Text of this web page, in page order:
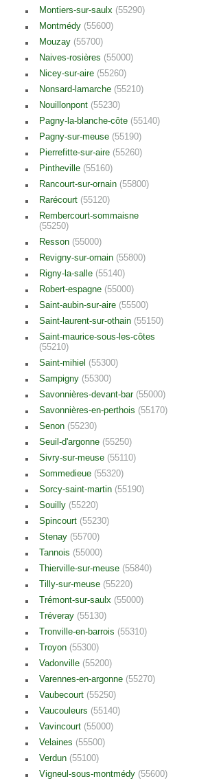
Montiers-sur-saulx (55290)
Montmédy (55600)
Mouzay (55700)
Naives-rosières (55000)
Nicey-sur-aire (55260)
Nonsard-lamarche (55210)
Nouillonpont (55230)
Pagny-la-blanche-côte (55140)
Pagny-sur-meuse (55190)
Pierrefitte-sur-aire (55260)
Pintheville (55160)
Rancourt-sur-ornain (55800)
Rarécourt (55120)
Rembercourt-sommaisne
(55250)
Resson (55000)
Revigny-sur-ornain (55800)
Rigny-la-salle (55140)
Robert-espagne (55000)
Saint-aubin-sur-aire (55500)
Saint-laurent-sur-othain (55150)
Saint-maurice-sous-les-côtes
(55210)
Saint-mihiel (55300)
Sampigny (55300)
Savonnières-devant-bar (55000)
Savonnières-en-perthois (55170)
Senon (55230)
Seuil-d'argonne (55250)
Sivry-sur-meuse (55110)
Sommedieue (55320)
Sorcy-saint-martin (55190)
Souilly (55220)
Spincourt (55230)
Stenay (55700)
Tannois (55000)
Thierville-sur-meuse (55840)
Tilly-sur-meuse (55220)
Trémont-sur-saulx (55000)
Tréveray (55130)
Tronville-en-barrois (55310)
Troyon (55300)
Vadonville (55200)
Varennes-en-argonne (55270)
Vaubecourt (55250)
Vaucouleurs (55140)
Vavincourt (55000)
Velaines (55500)
Verdun (55100)
Vigneul-sous-montmédy (55600)